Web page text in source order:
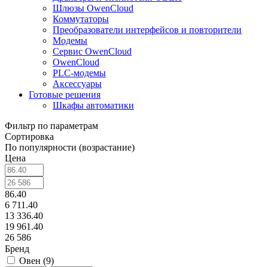
Шлюзы OwenCloud
Коммутаторы
Преобразователи интерфейсов и повторители
Модемы
Сервис OwenCloud
OwenCloud
PLC-модемы
Аксессуары
Готовые решения
Шкафы автоматики
Фильтр по параметрам
Сортировка
По популярности (возрастание)
Цена
86.40
6 711.40
13 336.40
19 961.40
26 586
Бренд
Овен (9)